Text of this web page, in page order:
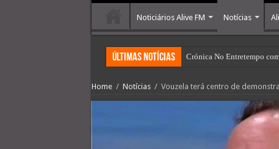
Noticiários Alive FM Notícias
últimas Notícias Crónica No Entretempo
Home / Notícias / Vouzela terá centro de